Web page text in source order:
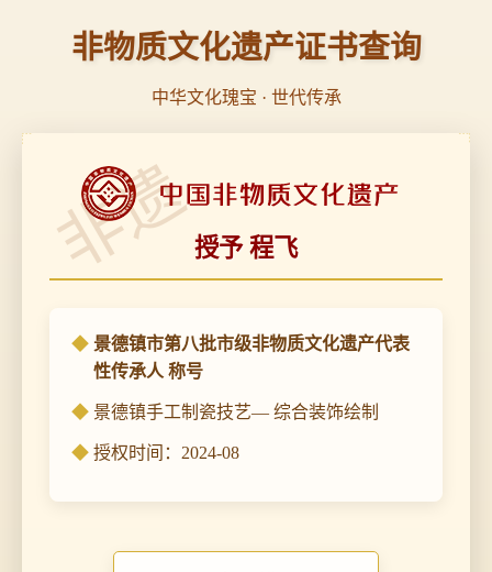
非物质文化遗产证书查询
中华文化瑰宝 · 世代传承
非遗授予 程飞
景德镇市第八批市级非物质文化遗产代表
性传承人 称号
景德镇手工制瓷技艺— 综合装饰绘制
授权时间：2024-08